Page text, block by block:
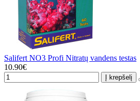
Salifert NO3 Profi Nitratų vandens testas
10.90€
Į krepšelį